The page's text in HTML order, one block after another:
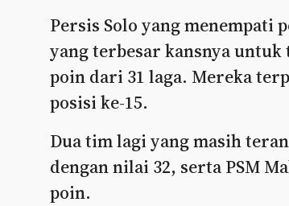
Persis Solo yang menempati
yang terbesar kansnya
poin dari 31 laga. Mereka
posisi ke-15.
Dua tim lagi yang masih
dengan nilai 32, serta PSM
poin.